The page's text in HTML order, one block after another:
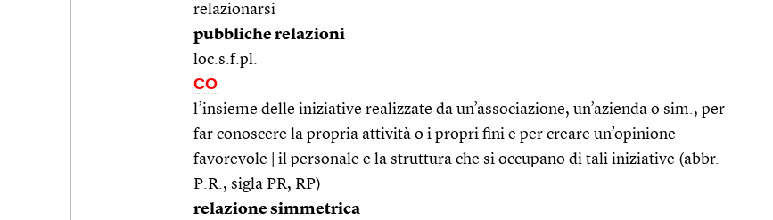
relazionarsi
pubbliche relazioni
loc.s.f.pl.
CO
l’insieme delle iniziative realizzate da un’associazione, un’azienda o sim., per
far conoscere la propria attività o i propri fini e per creare un’opinione
favorevole | il personale e la struttura che si occupano di tali iniziative (abbr.
P.R., sigla PR, RP)
relazione simmetrica